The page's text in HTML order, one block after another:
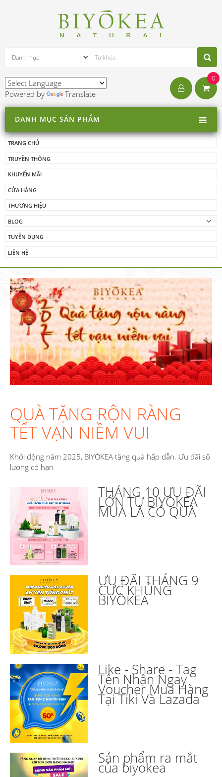
Powered by Translate
0
DANH MỤC SẢN PHẨM
TRANG CHỦ
TRUYỀN THÔNG
KHUYẾN MÃI
CỬA HÀNG
THƯƠNG HIỆU
BLOG
TUYỂN DỤNG
LIÊN HỆ
QUÀ TẶNG RỘN RÀNG
TẾT VẠN NIỀM VUI
Khởi động năm 2025, BIYÒKEA tặng quà hấp dẫn. Ưu đãi số
lượng có hạn
THÁNG 10 ƯU ĐÃI
LỚN TỪ BIYÒKEA -
MUA LÀ CÓ QUÀ
ƯU ĐÃI THÁNG 9
CỰC KHỦNG
BIYÒKEA
Like - Share - Tag
Tên Nhận Ngay
Voucher Mua Hàng
Tại Tiki Và Lazada
Sản phẩm ra mắt
của biyokea